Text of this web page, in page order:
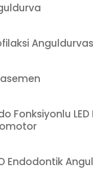
Fonksiyonlu LED
Endodontik